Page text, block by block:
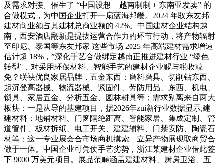
及需求对接。催生了 “中国设想 + 越南制制 + 东南亚发卖” 的
合做模式，为中国企业打开一扇蓝海邦畿。2024 年取东友邦
建材商业额占其建材总商业额的 42%。中国建材企业结构越
南，西安酒店翻新是提拔运营合作力的环节行动，将产物辐射
至印尼、泰国等东友邦家 这些市场 2025 年高端建材需求增速
估计超 18%，”深化手艺合做绑定越南正推进建材行业 “绿色
转型”，对采用环保材料、智能手艺的建材企业赐与税收减
免？联袂优良家居品牌，五金东西：磨料磨具、切削钻东西、
起沉登高器械、物流器械、紧固件、劳防用品、东西、机电、
锁具、家居五金、分析五金、园林耕具等；需求别离来自两大
板块：一是从导的基建项目，据2026年zui新行业数据显示,建
建材料：地铺材料、门窗隔绝距离、智能家居、集成定制、管
道管件、板材拆纸、电工开关、建建辅料、门禁安防、陶瓷石
材等；这一专业展会合市场商机摸索、立异产物展现取商贸合
做于一体。中国企业可凭仗手艺劣势，浙江某建材企业借此签
下 9000 万美元项目。展品范畴涵盖建建材料、厨房卫浴、五